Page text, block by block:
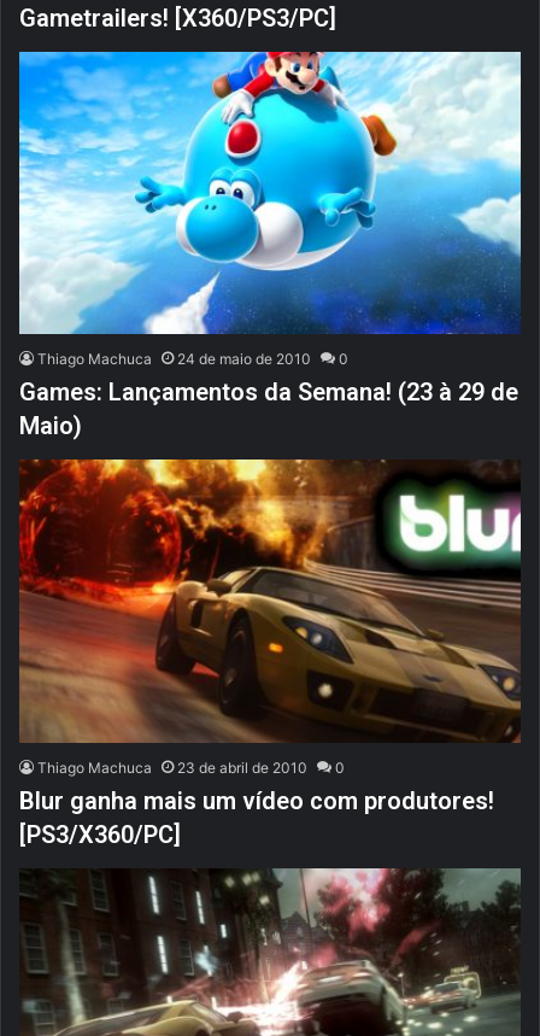
Gametrailers! [X360/PS3/PC]
Thiago Machuca 24 de maio de 2010 0
Games: Lançamentos da Semana! (23 à 29 de
Maio)
Thiago Machuca 23 de abril de 2010 0
Blur ganha mais um vídeo com produtores!
[PS3/X360/PC]